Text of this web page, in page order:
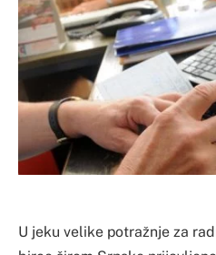
U jeku velike potražnje za